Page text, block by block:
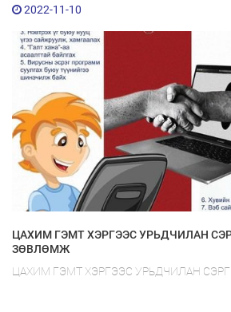
2022-11-10
ЦАХИМ ГЭМТ ХЭРГЭЭС УРЬДЧИЛАН
ЗӨВЛӨМЖ
ЦАХИМ ГЭМТ ХЭРГЭЭС УРЬДЧИЛАН